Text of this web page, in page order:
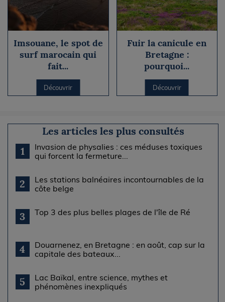
Imsouane, le spot de
surf marocain qui
fait...
Découvrir
Fuir la canicule en
Bretagne :
pourquoi...
Découvrir
Les articles les plus consultés
1
Invasion de physalies : ces méduses toxiques
qui forcent la fermeture...
2
Les stations balnéaires incontournables de la
côte belge
3 Top 3 des plus belles plages de l'île de Ré
4
Douarnenez, en Bretagne : en août, cap sur la
capitale des bateaux...
5
Lac Baïkal, entre science, mythes et
phénomènes inexpliqués